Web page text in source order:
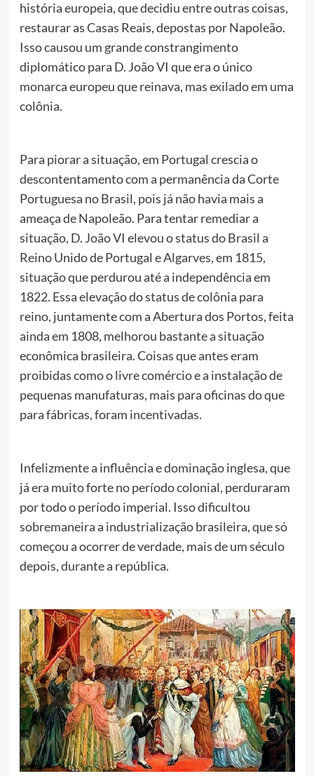
história europeia, que decidiu entre outras coisas,
restaurar as Casas Reais, depostas por Napoleão.
Isso causou um grande constrangimento
diplomático para D. João VI que era o único
monarca europeu que reinava, mas exilado em uma
colônia.
Para piorar a situação, em Portugal crescia o
descontentamento com a permanência da Corte
Portuguesa no Brasil, pois já não havia mais a
ameaça de Napoleão. Para tentar remediar a
situação, D. João VI elevou o status do Brasil a
Reino Unido de Portugal e Algarves, em 1815,
situação que perdurou até a independência em
1822. Essa elevação do status de colônia para
reino, juntamente com a Abertura dos Portos, feita
ainda em 1808, melhorou bastante a situação
econômica brasileira. Coisas que antes eram
proibidas como o livre comércio e a instalação de
pequenas manufaturas, mais para oficinas do que
para fábricas, foram incentivadas.
Infelizmente a influência e dominação inglesa, que
já era muito forte no período colonial, perduraram
por todo o período imperial. Isso dificultou
sobremaneira a industrialização brasileira, que só
começou a ocorrer de verdade, mais de um século
depois, durante a república.